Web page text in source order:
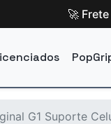
🚀
G1 Suporte